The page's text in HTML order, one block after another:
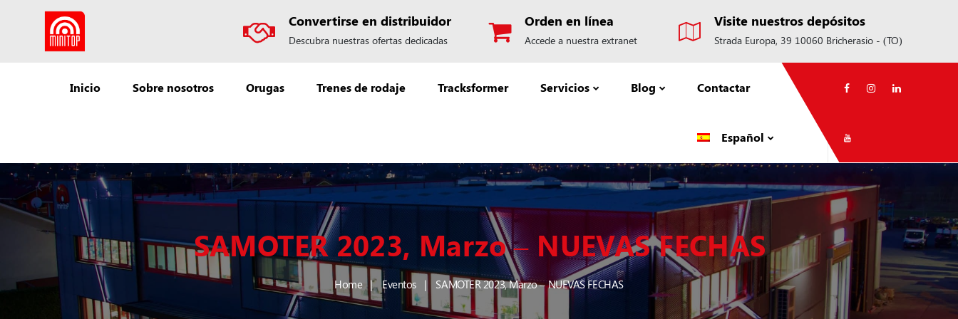
Convertirse en distribuidor
Descubra nuestras ofertas dedicadas
Orden en línea
Accede a nuestra extranet
Visite nuestros depósitos
Strada Europa, 39 10060 Bricherasio - (TO)
Inicio Sobre nosotros Orugas Trenes de rodaje Tracksformer Servicios Blog Contactar
Español
SAMOTER 2023, Marzo – NUEVAS FECHAS
Home Eventos SAMOTER 2023, Marzo – NUEVAS FECHAS